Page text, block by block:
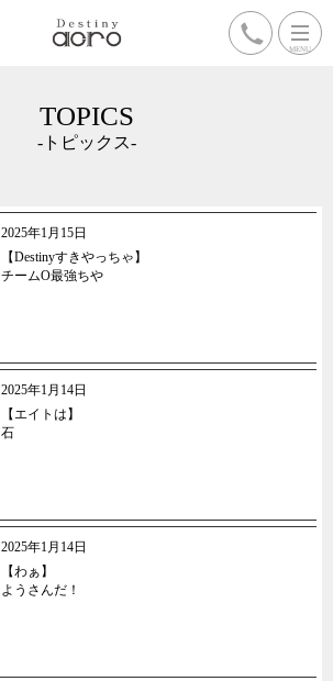
TOPICS
-トピックス-
2025年1月15日
【Destinyすきやっちゃ】
チームO最強ちや
2025年1月14日
【エイトは】
石
2025年1月14日
【わぁ】
ようさんだ！